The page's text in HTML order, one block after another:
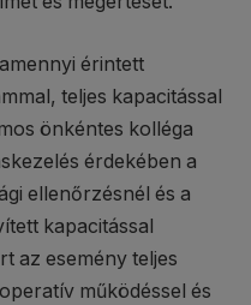
érintett
teljes kapacitással
önkéntes kolléga
érdekében a
ellenőrzésnél és a
kapacitással
az esemény teljes
működéssel és